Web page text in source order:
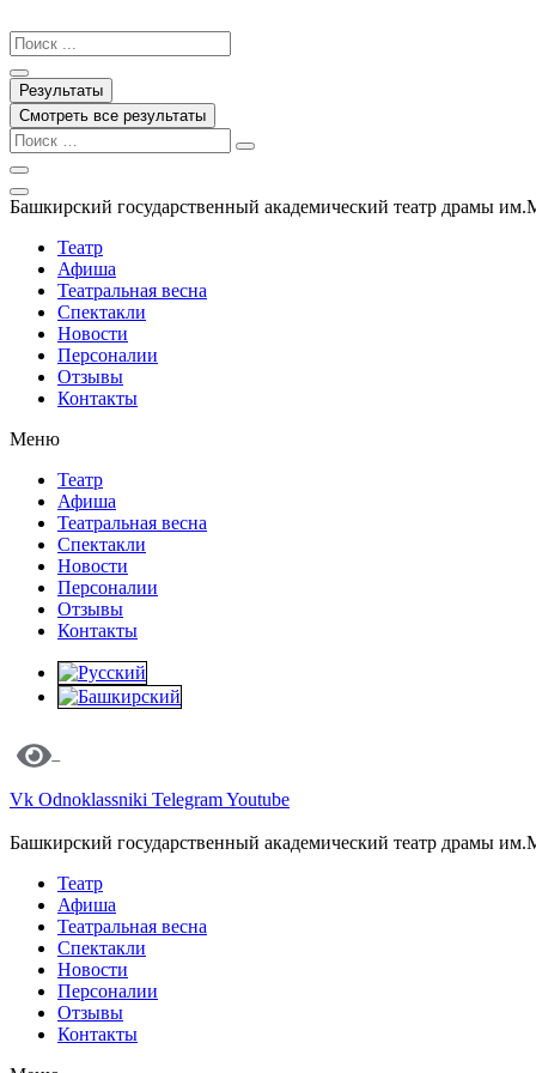
к
содержимому
Search
...
Результаты
Смотреть все результаты
Башкирский государственный академический театр драмы
Театр
Афиша
Театральная весна
Спектакли
Новости
Персоналии
Отзывы
Контакты
Меню
Театр
Афиша
Театральная весна
Спектакли
Новости
Персоналии
Отзывы
Контакты
Vk Odnoklassniki TelegramYoutube
Башкирский государственный академический театр драмы
Театр
Афиша
Театральная весна
Спектакли
Новости
Персоналии
Отзывы
Контакты